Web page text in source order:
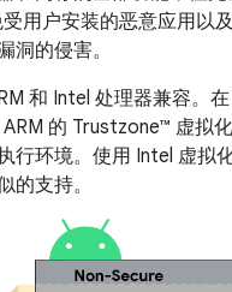
用户安装的恶意应用以
洞的侵害。
和 Intel 处理器兼容。在
的 Trustzone™ 虚拟
行环境。使用 Intel 虚拟
的支持。